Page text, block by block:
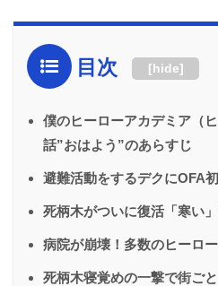
目次 [hide]
僕のヒーローアカデミア（
話”おはよう”のあらすじ
避難活動をするデクにOFA
死柄木がついに復活「寒い
病院が崩壊！多数のヒーロ
死柄木寝覚めの一撃で街ご